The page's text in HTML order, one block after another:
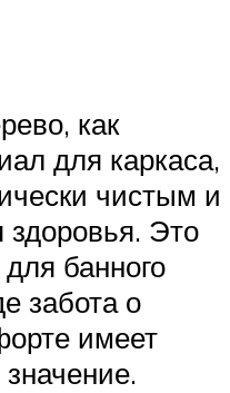
как
для каркаса,
чистым и
Это
банного
забота о
имеет